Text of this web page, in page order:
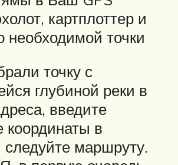
картплоттер и
необходимой точки
точку с
глубиной реки в
введите
координаты в
следуйте маршруту.